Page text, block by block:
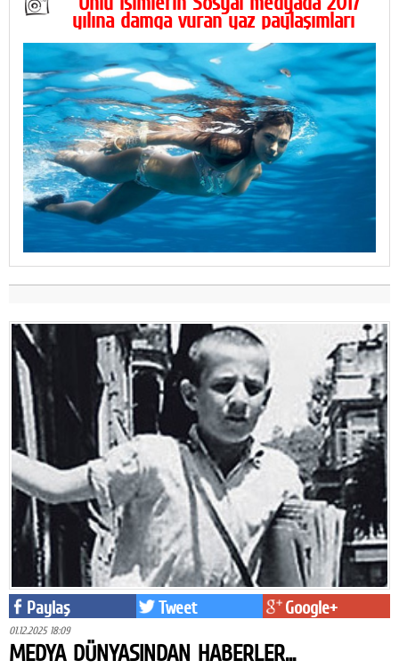
yılına damga vuran yaz paylaşımları
Paylaş Tweet Google+
01.12.2025 18:09
MEDYA DÜNYASINDAN HABERLER...